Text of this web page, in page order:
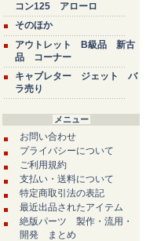
コン125 アローロ
そのほか
アウトレット B級品 新古
品 コーナー
キャブレター ジェット バ
ラ売り
メニュー
お問い合わせ
プライバシーについて
ご利用規約
支払い・送料について
特定商取引法の表記
最近出品されたアイテム
絶版パーツ 製作・流用・
開発 まとめ